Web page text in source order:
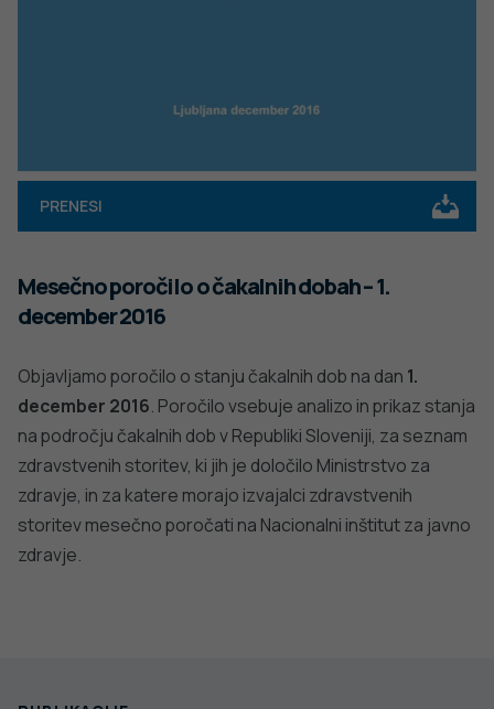
PRENESI
Mesečno poročilo o čakalnih dobah – 1.
december 2016
Objavljamo poročilo o stanju čakalnih dob na dan 1.
december 2016. Poročilo vsebuje analizo in prikaz stanja
na področju čakalnih dob v Republiki Sloveniji, za seznam
zdravstvenih storitev, ki jih je določilo Ministrstvo za
zdravje, in za katere morajo izvajalci zdravstvenih
storitev mesečno poročati na Nacionalni inštitut za javno
zdravje.